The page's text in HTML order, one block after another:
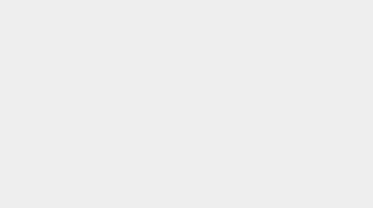
으로 보인다. 하지만 USB 3.2에서 규정하는
. 이렇게 포함 구조로 설계된 표준은 표준 문
방식이라고 생각하지 않는다. 예를 들어 이
라는 이름으로 뭉뜽그려 부르고 있다. 이와